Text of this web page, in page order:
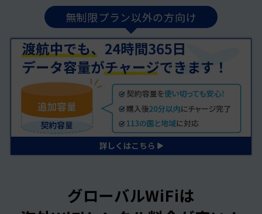
無制限プラン以外の方向け
グローバルWiFiは